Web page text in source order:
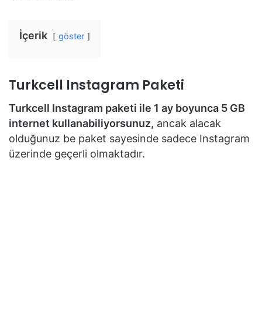
İçerik göster
Turkcell Instagram Paketi
Turkcell Instagram paketi ile 1 ay boyunca 5 GB
internet kullanabiliyorsunuz, ancak alacak
olduğunuz be paket sayesinde sadece Instagram
üzerinde geçerli olmaktadır.